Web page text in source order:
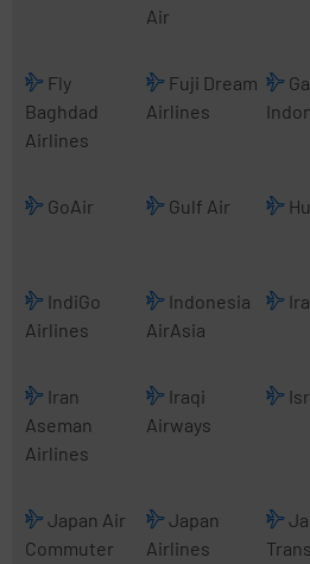
Air
Fly
Baghdad
Airlines
Fuji Dream
Airlines
GoAir Gulf Air
IndiGo
Airlines
Indonesia
AirAsia
Iran
Aseman
Airlines
Iraqi
Airways
Japan Air
Commuter
Japan
Airlines